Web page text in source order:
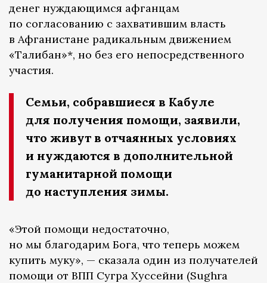
денег нуждающимся афганцам
по согласованию с захватившим власть
в Афганистане радикальным движением
«Талибан»*, но без его непосредственного
участия.
Семьи, собравшиеся в Кабуле
для получения помощи, заявили,
что живут в отчаянных условиях
и нуждаются в дополнительной
гуманитарной помощи
до наступления зимы.
«Этой помощи недостаточно,
но мы благодарим Бога, что теперь можем
купить муку», — сказала один из получателей
помощи от ВПП Сугра Хуссейни (Sughra